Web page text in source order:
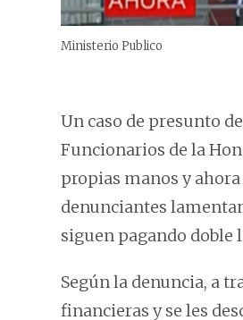
Ministerio Publico
Un caso de presunto
Funcionarios de la
propias manos y
denunciantes
siguen pagando doble
Según la denuncia, a
financieras y se les